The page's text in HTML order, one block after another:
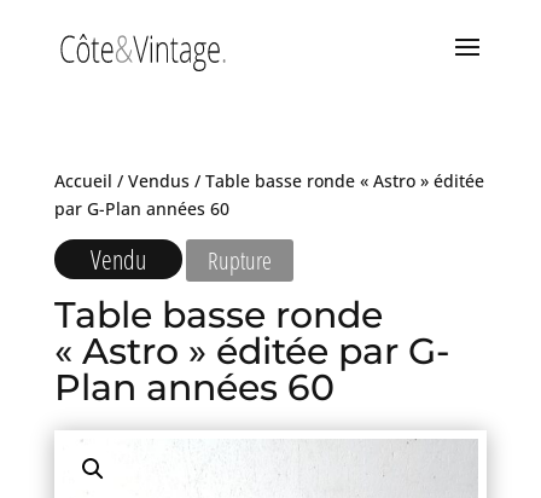
Accueil / Vendus/ Table basse ronde « Astro » éditée
par G-Plan années 60
Vendu Rupture
Table basse ronde
« Astro » éditée par G-
Plan années 60